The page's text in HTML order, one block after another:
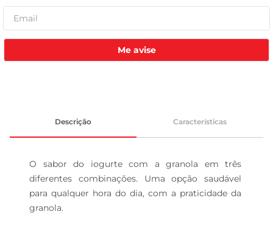
Me avise
Descrição Características
O sabor do iogurte com a granola em três
diferentes combinações. Uma opção saudável
para qualquer hora do dia, com a praticidade da
granola.